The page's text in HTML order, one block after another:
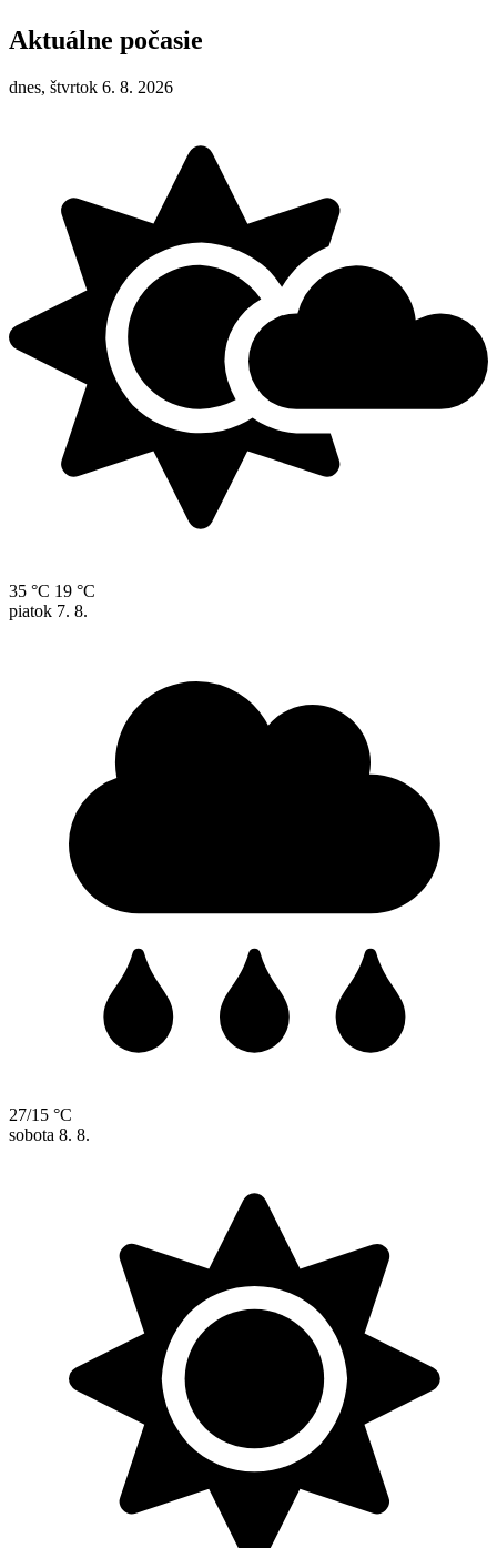
Aktuálne počasie
dnes, štvrtok 6. 8. 2026
35 °C 19 °C
piatok 7. 8.
27/15 °C
sobota 8. 8.